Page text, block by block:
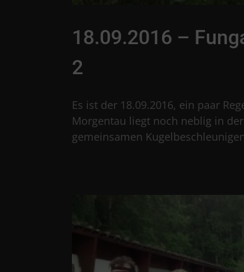
18.09.2016 –
2
Es ist der 18.09.2016, ein paar
Morgentau liegt noch neblig in
gemeinsamen